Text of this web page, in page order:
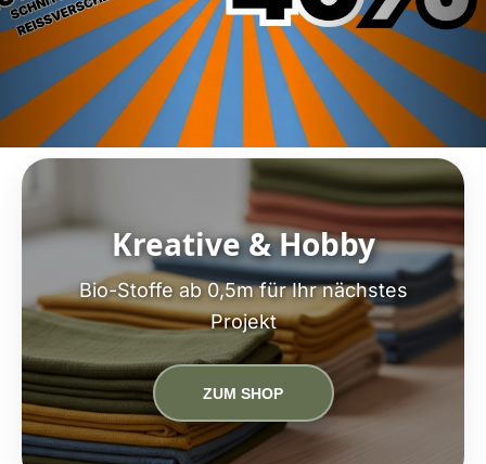
Kreative & Hobby
Bio-Stoffe ab 0,5m für Ihr nächstes
Projekt
ZUM SHOP